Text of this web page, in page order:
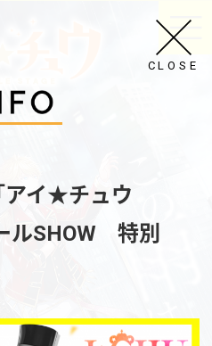
CLOSE
イ★チュウ
ルSHOW 特別